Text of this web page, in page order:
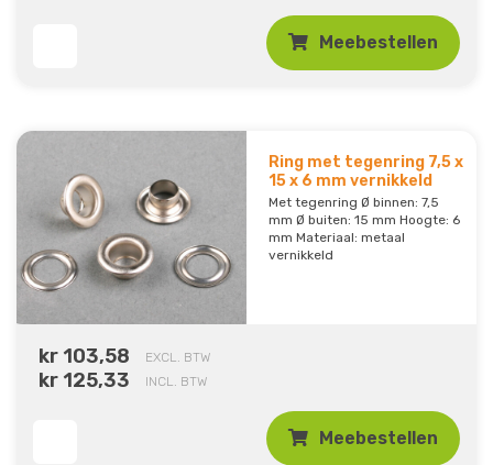
Meebestellen
Ring met tegenring 7,5 x
15 x 6 mm vernikkeld
Met tegenring Ø binnen: 7,5
mm Ø buiten: 15 mm Hoogte: 6
mm Materiaal: metaal
vernikkeld
kr 103,58 EXCL. BTW
kr 125,33 INCL. BTW
Meebestellen